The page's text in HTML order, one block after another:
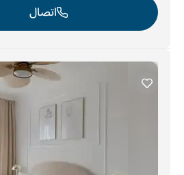
اتصال